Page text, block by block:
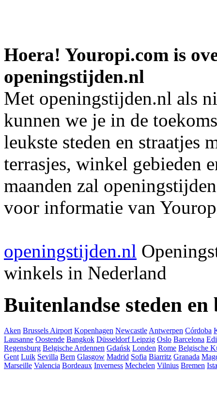
Hoera! Youropi.com is
openingstijden.nl
Met openingstijden.nl als
kunnen we je in de
leukste steden en straatjes
terrasjes, winkel gebieden
maanden zal
voor informatie van
openingstijden.nl
winkels in Nederland
Buitenlandse steden en
Aken Brussels Airport Kopenhagen Newcastle Antwerpen Córdoba
Lausanne Oostende Bangkok DüsseldorfLeipzig Oslo Barcelona
Regensburg Belgische Ardennen Gdańsk Londen Rome Belgische
Gent Luik Sevilla Bern Glasgow Madrid Sofia Biarritz Granada
Marseille Valencia Bordeaux Inverness Mechelen Vilnius Bremen